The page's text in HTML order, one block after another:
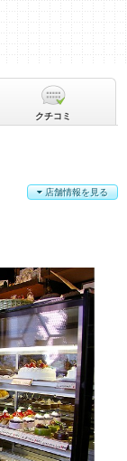
店舗情報を見る
クチコミ